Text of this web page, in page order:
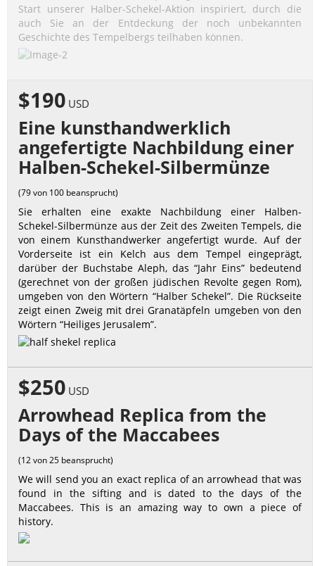
Start unserer Halber-Schekel-Aktion inspiriert, durch die
auch Sie an der Entdeckung der noch unbekannten
Geschichte des Tempelbergs teilhaben können.
$190 USD
Eine kunsthandwerklich
angefertigte Nachbildung einer
Halben-Schekel-Silbermünze
(79 von 100 beansprucht)
Sie erhalten eine exakte Nachbildung einer Halben-
Schekel-Silbermünze aus der Zeit des Zweiten Tempels, die
von einem Kunsthandwerker angefertigt wurde. Auf der
Vorderseite ist ein Kelch aus dem Tempel eingeprägt,
darüber der Buchstabe Aleph, das “Jahr Eins” bedeutend
(gerechnet von der großen jüdischen Revolte gegen Rom),
umgeben von den Wörtern “Halber Schekel”. Die Rückseite
zeigt einen Zweig mit drei Granatäpfeln umgeben von den
Wörtern “Heiliges Jerusalem”.
$250 USD
Arrowhead Replica from the
Days of the Maccabees
(12 von 25 beansprucht)
We will send you an exact replica of an arrowhead that was
found in the sifting and is dated to the days of the
Maccabees. This is an amazing way to own a piece of
history.